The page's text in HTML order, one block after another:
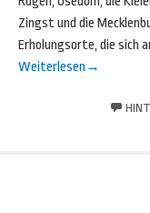
Zingst und die
Erholungsorte, die sich
Weiterlesen →